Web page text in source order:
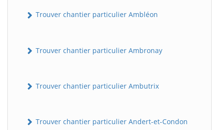
Trouver chantier particulier Ambléon
Trouver chantier particulier Ambronay
Trouver chantier particulier Ambutrix
Trouver chantier particulier Andert-et-Condon